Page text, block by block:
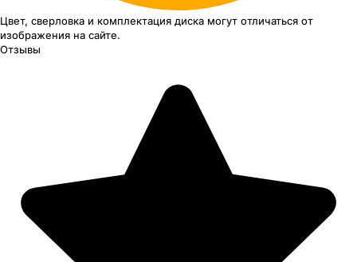
Цвет, сверловка и комплектация диска могут отличаться от
изображения на сайте.
Отзывы